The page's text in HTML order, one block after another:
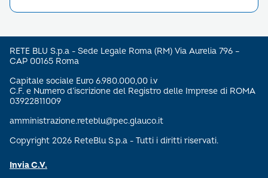
RETE BLU S.p.a - Sede Legale Roma (RM) Via Aurelia 796 –
CAP 00165 Roma
Capitale sociale Euro 6.980.000,00 i.v
C.F. e Numero d’iscrizione del Registro delle Imprese di ROMA
03922811009
amministrazione.reteblu@pec.glauco.it
Copyright 2026 ReteBlu S.p.a - Tutti i diritti riservati.
Invia C.V.